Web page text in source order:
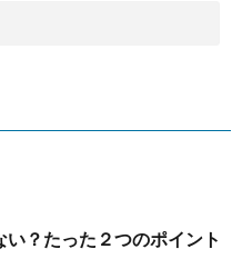
？たった２つのポイント